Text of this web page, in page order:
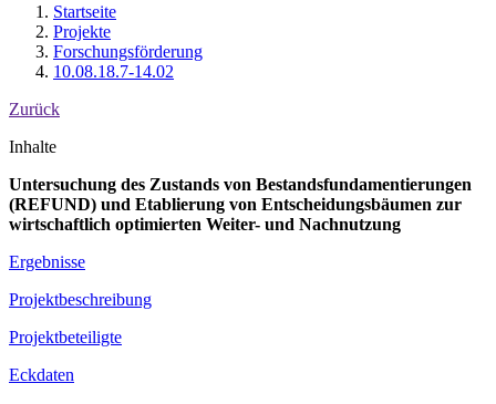
Startseite
Projekte
Forschungsförderung
10.08.18.7-14.02
Zurück
Inhalte
Untersuchung des Zustands von Bestandsfundamentierungen
(REFUND) und Etablierung von Entscheidungsbäumen zur
wirtschaftlich optimierten Weiter- und Nachnutzung
Ergebnisse
Projektbeschreibung
Projektbeteiligte
Eckdaten